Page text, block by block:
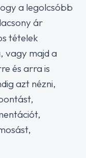
a legolcsóbb
ár
tételek
vagy majd a
és arra is
azt nézni,